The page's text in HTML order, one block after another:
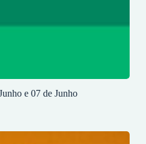
e 07 de Junho